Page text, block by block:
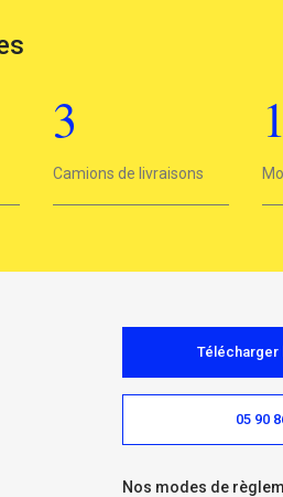
3
3
Camions de livraisons
Télécharger
05 90
Nos modes de